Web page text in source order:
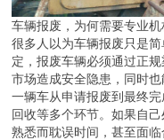
车辆报废，为何需要专业机
很多人以为车辆报废只是
定，报废车辆必须通过正
市场造成安全隐患，同时
一辆车从申请报废到最终
回收等多个环节。如果自
熟悉而耽误时间，甚至面临